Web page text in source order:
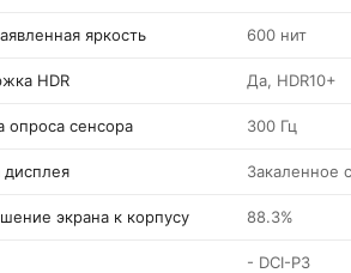
яркость 600 нит
HDR Да, HDR10+
опроса сенсора 300 Гц
дисплея Закаленное
экрана к корпусу 88.3%
- DCI-P3